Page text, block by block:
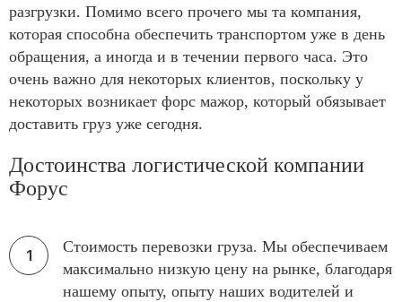
разгрузки. Помимо всего прочего мы та компания,
которая способна обеспечить транспортом уже в день
обращения, а иногда и в течении первого часа. Это
очень важно для некоторых клиентов, поскольку у
некоторых возникает форс мажор, который обязывает
доставить груз уже сегодня.
Достоинства логистической компании
Форус
Стоимость перевозки груза. Мы обеспечиваем
максимально низкую цену на рынке, благодаря
нашему опыту, опыту наших водителей и